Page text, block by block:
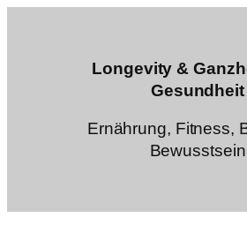
Longevity &
Gesundheit
Ernährung, Fitness,
Bewusstsein